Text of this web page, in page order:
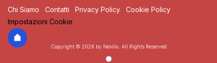
Chi Siamo Contatti Privacy Policy
Cookie Policy
Impostazioni Cookie
Copyright © 2026 by Nexilia. All Rights Reserved